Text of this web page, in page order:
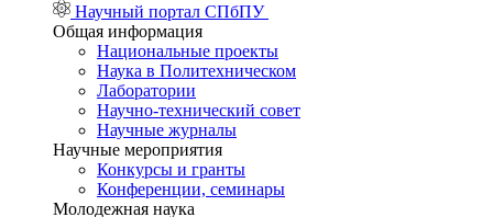
Научный портал СПбПУ
Общая информация
Национальные проекты
Наука в Политехническом
Лаборатории
Научно-технический совет
Научные журналы
Научные мероприятия
Конкурсы и гранты
Конференции, семинары
Молодежная наука